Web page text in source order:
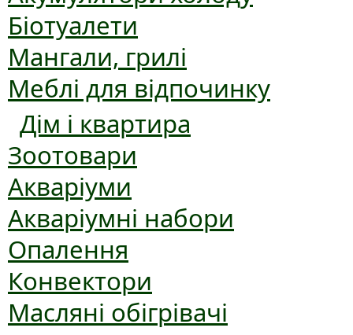
Біотуалети
Мангали, грилі
Меблі для відпочинку
Дім і квартира
Зоотовари
Акваріуми
Акваріумні набори
Опалення
Конвектори
Масляні обігрівачі